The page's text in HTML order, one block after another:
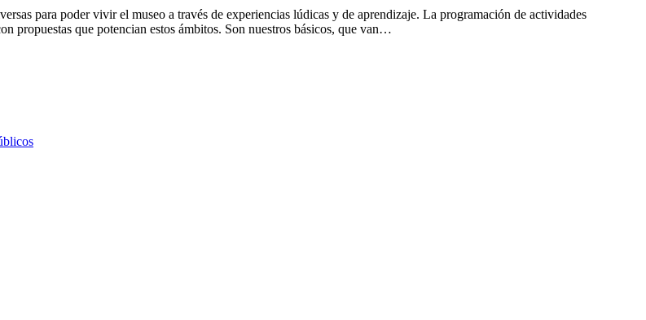
para poder vivir el museo a través de experiencias lúdicas y de aprendizaje. La programación de actividades
propuestas que potencian estos ámbitos. Son nuestros básicos, que van…